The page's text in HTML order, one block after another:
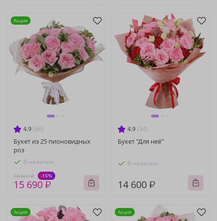
4.9 (66)
Букет из 25 пионовидных
роз
В наличии
18 460 ₽ -15%
15 690 ₽
Акция
4.9 (34)
Букет "Для неё"
В наличии
14 600 ₽
Акция Акция